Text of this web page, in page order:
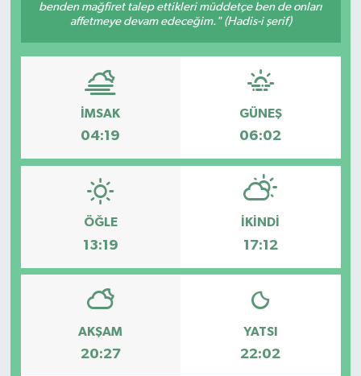
benden mağfiret talep ettikleri müddetçe ben de onları
affetmeye devam edeceğim." (Hadis-i şerif)
İMSAK
04:19
GÜNEŞ
06:02
ÖĞLE
13:19
İKINDI
17:12
AKŞAM
20:27
YATSI
22:02